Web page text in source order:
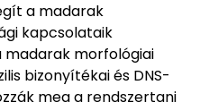
a madarak
kapcsolataik
madarak morfológiai
bizonyítékai és DNS-
meg a rendszertani